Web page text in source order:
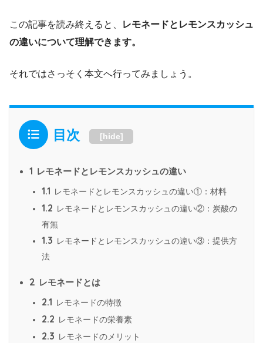
この記事を読み終えると、
レモネードとレモンスカッシュ
の違いについて理解できます。
それではさっそく本文へ行ってみましょう。
目次 [hide]
1 レモネードとレモンスカッシュの違い
1.1 レモネードとレモンスカッシュの違い①：材料
1.2 レモネードとレモンスカッシュの違い②：炭酸の
有無
1.3 レモネードとレモンスカッシュの違い③：提供方
法
2 レモネードとは
2.1 レモネードの特徴
2.2 レモネードの栄養素
2.3 レモネードのメリット